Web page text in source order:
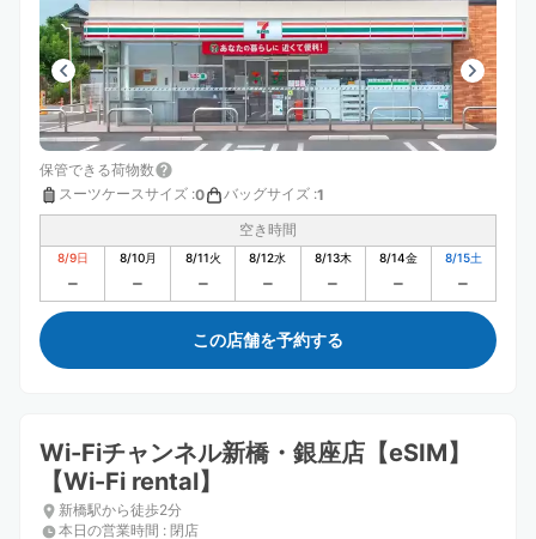
保管できる荷物数
スーツケースサイズ :0 バッグサイズ :1
空き時間
8/9日 8/10月 8/11火 8/12水 8/13木 8/14金 8/15土
この店舗を予約する
Wi-Fiチャンネル新橋・銀座店【eSIM】
【Wi-Fi rental】
新橋駅から徒歩2分
本日の営業時間 : 閉店